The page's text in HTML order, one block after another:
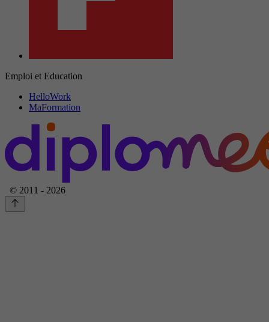
Emploi et Education
HelloWork
MaFormation
© 2011 - 2026